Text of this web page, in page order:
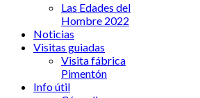
Las Edades del
Hombre 2022
Noticias
Visitas guiadas
Visita fábrica
Pimentón
Info útil